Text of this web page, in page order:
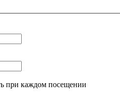
при каждом посещении